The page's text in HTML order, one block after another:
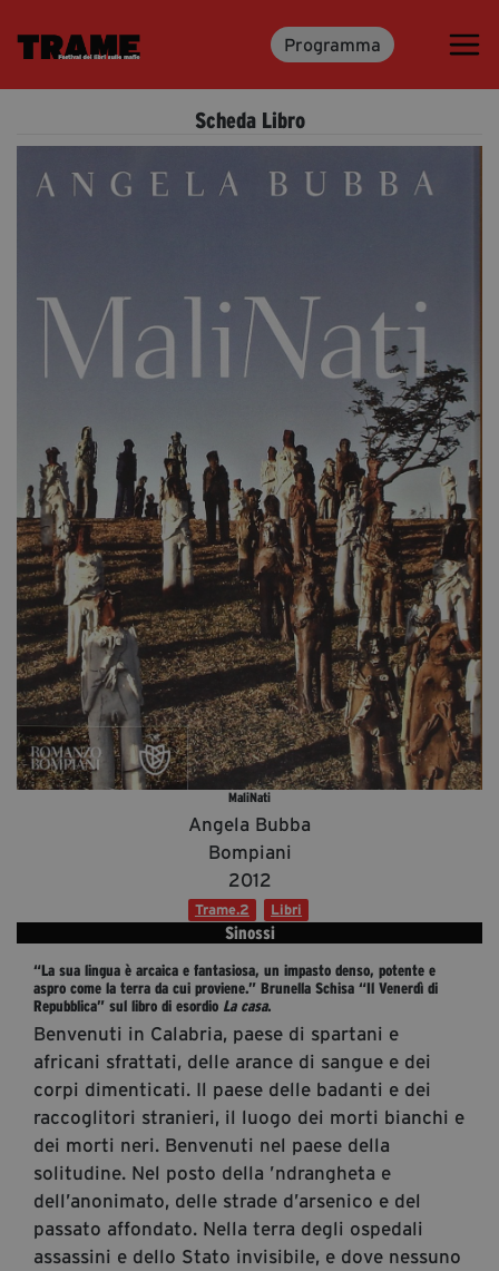
Programma
Trame.15
News & Kit
Accrediti Stampa
Cartella Stampa
Partecipa
Diventa Partner
Dona
Fondazione Trame
Chi Siamo
Civico Trame
#Trameascuola
Visioni Civiche
Mostra 3D - Visioni Civiche
Contatti
segreteria@tramefestival.it
info@tramefestival.it
+39 346 954 4078
Scheda Libro
Sinossi
“La sua lingua è arcaica e fantasiosa, un impasto denso, potente e
aspro come la terra da cui proviene.” Brunella Schisa “Il Venerdì di
Repubblica” sul libro di esordio La casa.
Benvenuti in Calabria, paese di spartani e
africani sfrattati, delle arance di sangue e dei
corpi dimenticati. Il paese delle badanti e dei
raccoglitori stranieri, il luogo dei morti bianchi e
dei morti neri. Benvenuti nel paese della
solitudine. Nel posto della ’ndrangheta e
dell’anonimato, delle strade d’arsenico e del
passato affondato. Nella terra degli ospedali
assassini e dello Stato invisibile, e dove nessuno
MaliNati
Angela Bubba
Bompiani
2012
Trame.2 Libri